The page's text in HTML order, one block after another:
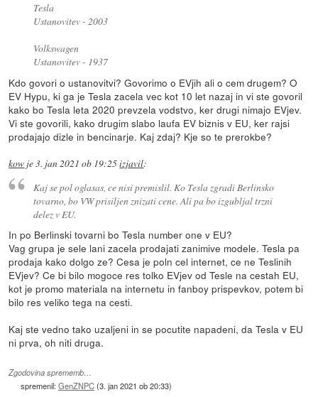
Tesla
Ustanovitev - 2003
Volkswagen
Ustanovitev - 1937
Kdo govori o ustanovitvi? Govorimo o EVjih ali o cem drugem? O
EV Hypu, ki ga je Tesla zacela vec kot 10 let nazaj in vi ste govoril
kako bo Tesla leta 2020 prevzela vodstvo, ker drugi nimajo EVjev.
Vi ste govorili, kako drugim slabo laufa EV biznis v EU, ker rajsi
prodajajo dizle in bencinarje. Kaj zdaj? Kje so te prerokbe?
kow je3. jan 2021 ob 19:25izjavil:
Kaj se pol oglasas, ce nisi premislil. Ko Tesla zgradi Berlinsko
tovarno, bo VW prisiljen znizati cene. Ali pa bo izgubljal trzni
delez v EU.
In po Berlinski tovarni bo Tesla number one v EU?
Vag grupa je sele lani zacela prodajati zanimive modele. Tesla pa
prodaja kako dolgo ze? Cesa je poln cel internet, ce ne Teslinih
EVjev? Ce bi bilo mogoce res tolko EVjev od Tesle na cestah EU,
kot je promo materiala na internetu in fanboy prispevkov, potem bi
bilo res veliko tega na cesti.
Kaj ste vedno tako uzaljeni in se pocutite napadeni, da Tesla v EU
ni prva, oh niti druga.
Zgodovina sprememb…
spremenil:GenZNPC(3. jan 2021 ob 20:33)